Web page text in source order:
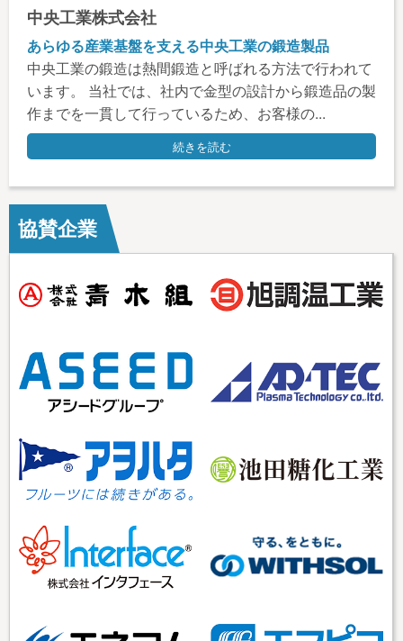
中央工業株式会社
あらゆる産業基盤を支える中央工業の鍛造製品
中央工業の鍛造は熱間鍛造と呼ばれる方法で行われて
います。 当社では、社内で金型の設計から鍛造品の製
作までを一貫して行っているため、お客様の...
続きを読む
協賛企業